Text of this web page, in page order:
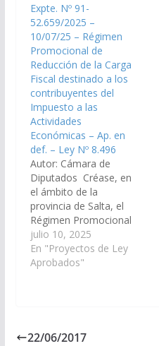
operaciones que
suscriban las personas
humanas para la
obtención de créditos
hipotecarios
otorgados por Bancos
Oficiales u otras
Instituciones sujetas
al…
Expte. Nº 91-
52.659/2025 –
10/07/25 – Régimen
Promocional de
Reducción de la Carga
Fiscal destinado a los
contribuyentes del
Impuesto a las
Actividades
Económicas – Ap. en
def. – Ley Nº 8.496
Autor: Cámara de
Diputados Créase, en
el ámbito de la
provincia de Salta, el
Régimen Promocional
de Reducción de la
Carga Fiscal destinado
a los contribuyentes
Comisión de
julio 10, 2025
En "Proyectos de Ley
Aprobados"
22/06/2017